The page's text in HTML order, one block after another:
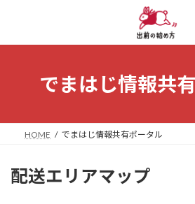
ン
ー
でまはじ情報共
HOME でまはじ情報共有ポータル
配送エリアマップ